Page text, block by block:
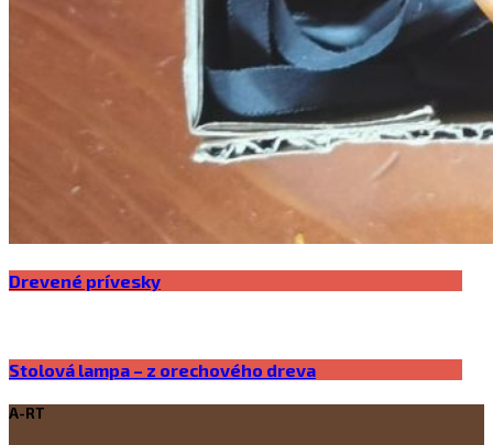
Drevené prívesky
Stolová lampa – z orechového dreva
A-RT